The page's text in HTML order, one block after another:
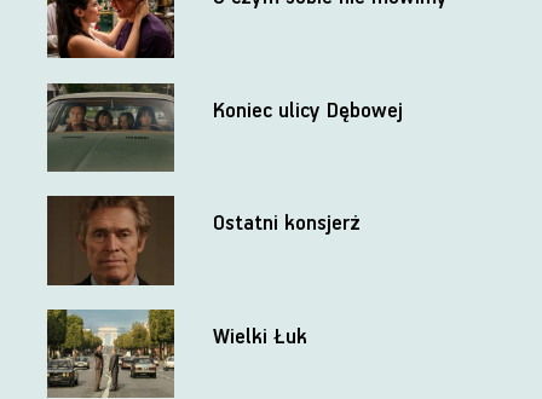
Koniec ulicy Dębowej
Ostatni konsjerż
Wielki Łuk